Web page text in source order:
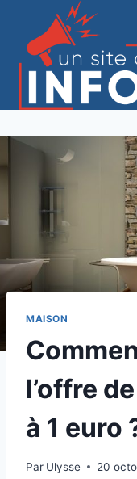
contenu
MAISON
l’offre
à 1 euro
Par Ulysse 20